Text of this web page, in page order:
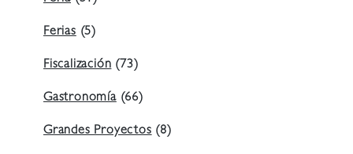
Ferias(5)
Fiscalización(73)
Gastronomía(66)
Grandes Proyectos(8)